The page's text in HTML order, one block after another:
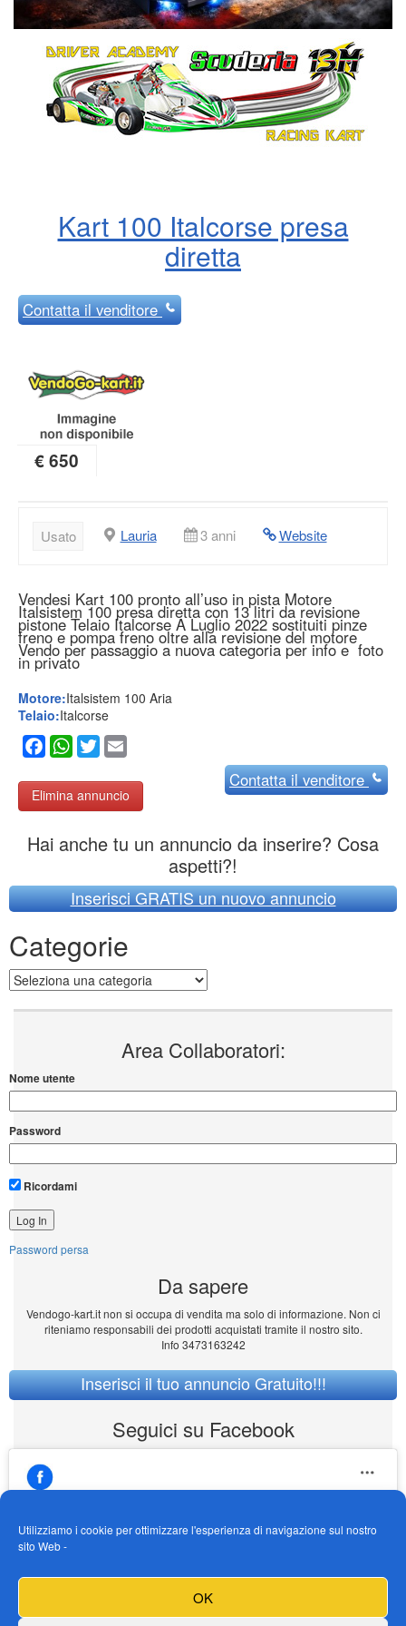
Utilizziamo i cookie per ottimizzare l'esperienza di navigazione sul nostro
sito Web -
OK
Kart 100 Italcorse presa
diretta
Contattail venditore
€ 650
Usato Lauria 3 anni Website
Vendesi Kart 100 pronto all’uso in pista Motore
Italsistem 100 presa diretta con 13 litri da revisione
pistone Telaio Italcorse A Luglio 2022 sostituiti pinze
freno e pompa freno oltre alla revisione del motore
Vendo per passaggio a nuova categoria per info e foto
in privato
Motore:Italsistem 100 Aria
Telaio:Italcorse
Facebook
WhatsApp
Twitter
Elimina annuncio
Contattail venditore
Hai anche tu un annuncio da inserire? Cosa
aspetti?!
Inserisci GRATIS un nuovo annuncio
Categorie
Categorie
Area Collaboratori:
Nome utente
Password
Ricordami
Password persa
Da sapere
Vendogo-kart.it non si occupa di vendita ma solo di informazione. Non ci
riteniamo responsabili dei prodotti acquistati tramite il nostro sito.
Info 3473163242
Inserisci il tuo annuncio Gratuito!!!
Seguici su Facebook
https://www.facebook.com/Vendogokartit/
Fai clic per accettare i cookie marketing e
abilitare questo contenuto